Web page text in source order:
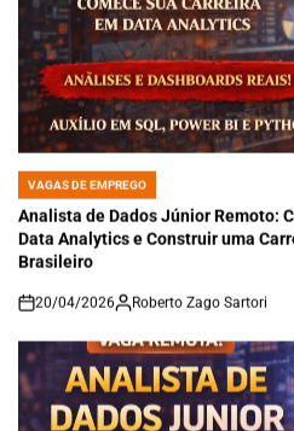
POSTED
IN
VAGAS DE EMPREGO
Analista de Dados Júnior Remoto:
Data Analytics e Construir uma
Brasileiro
on
20/04/2026 Roberto Zago Sartori